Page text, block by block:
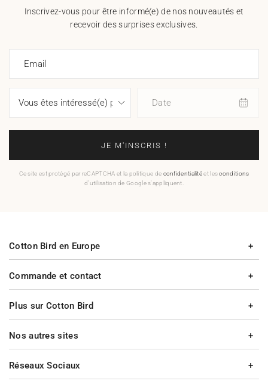
Inscrivez-vous pour être informé(e) de nos nouveautés et
recevoir des surprises exclusives.
Email
Date
JE M'INSCRIS !
Ce site est protégé par reCAPTCHA et la politique de confidentialitéet lesconditions
d'utilisation de Google s'appliquent.
Commande et contact
Plus sur Cotton Bird
Cotton Bird en Europe
Nos autres sites
Réseaux Sociaux